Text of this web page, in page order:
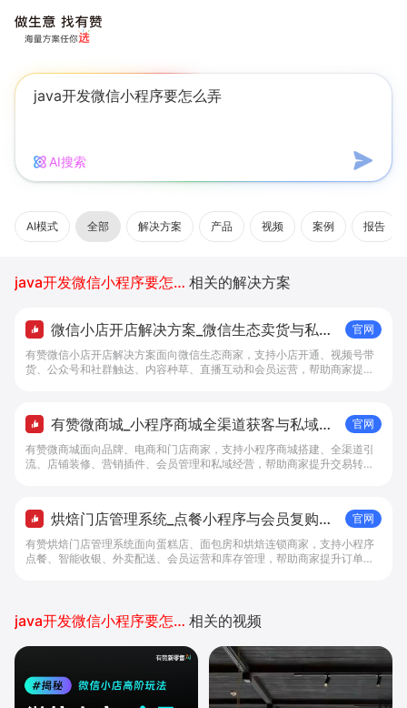
AI搜索
AI模式 全部 解决方案 产品 视频 案例 报告
java开发微信小程序要怎么弄 相关的解决方案
微信小店开店解决方案_微信生态卖货与私域
经营 - 做生意, 找有赞
官网
有赞微信小店开店解决方案面向微信生态商家，支持小店开通、视频号带
货、公众号和社群触达、内容种草、直播互动和会员运营，帮助商家提升
有赞微商城_小程序商城全渠道获客与私域复
购工具 - 做生意, 找有赞
官网
有赞微商城面向品牌、电商和门店商家，支持小程序商城搭建、全渠道引
流、店铺装修、营销插件、会员管理和私域经营，帮助商家提升交易转化
烘焙门店管理系统_点餐小程序与会员复购工
具 - 做生意, 找有赞
官网
有赞烘焙门店管理系统面向蛋糕店、面包房和烘焙连锁商家，支持小程序
点餐、智能收银、外卖配送、会员运营和库存管理，帮助商家提升订单转
java开发微信小程序要怎么弄 相关的视频